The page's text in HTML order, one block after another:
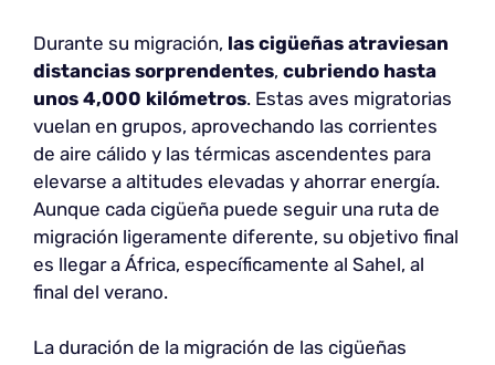
Durante su migración, las cigüeñas atraviesan
distancias sorprendentes, cubriendo hasta
unos 4,000 kilómetros. Estas aves migratorias
vuelan en grupos, aprovechando las corrientes
de aire cálido y las térmicas ascendentes para
elevarse a altitudes elevadas y ahorrar energía.
Aunque cada cigüeña puede seguir una ruta de
migración ligeramente diferente, su objetivo final
es llegar a África, específicamente al Sahel, al
final del verano.
La duración de la migración de las cigüeñas